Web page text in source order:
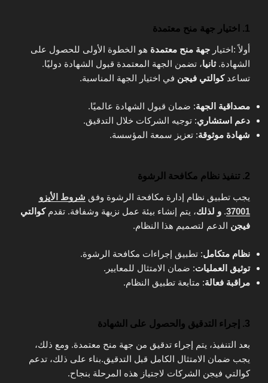
1. اختيار جهة منح معتمدة
أولاً :اختيار جهة منح معتمدة هو الخطوة الأولى للحصول على
الشهادة.ثانيا، تضمن الجهة المعتمدة قبول الشهادة دوليًا.
تساعدكوالتي فيجن في اختيار الجهة المناسبة.
مصداقية الجهة: ضمان قبول الشهادة عالميًا.
دعم استشاري: توجيه الشركات خلال التدقيق.
شهادة موثوقة: تعزيز سمعة المؤسسة.
2. تنفيذ نظام مكافحة الرشوة
يجب تطبيق نظام إدارة مكافحة الرشوة وفق شروط الأيزو
37001
. و لذلك، يتم إنشاء بيئة عمل نزيهة وشفافة. تقدمكوالتي
فيجن الدعم لتصميم هذا النظام.
نظام متكامل: تطبيق إجراءات مكافحة الرشوة.
توثيق العمليات: ضمان الامتثال للمعايير.
مراقبة فعالة: متابعة تطبيق النظام.
3. إجراء التدقيق والحصول على الشهادة
بعد التنفيذ، يتم إجراء تدقيق من جهة منح معتمدة. ومع ذلك،
يجب ضمان الامتثال الكامل قبل التدقيق.بناء على ذلك، تدعم
كوالتي فيجن الشركات لاجتياز هذه المرحلة بنجاح.